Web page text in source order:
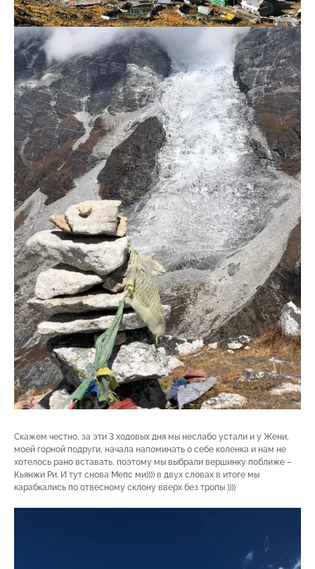
Скажем честно, за эти 3 ходовых дня мы неслабо устали и у Жени,
моей горной подруги, начала напоминать о себе коленка и нам не
хотелось рано вставать, поэтому мы выбрали вершинку поближе –
Кьянжи Ри. И тут снова Мепс ми)))) в двух словах в итоге мы
карабкались по отвесному склону вверх без тропы ))))